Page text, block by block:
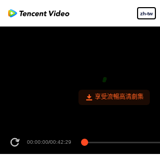
zh-tw
00:00:00/00:42:29